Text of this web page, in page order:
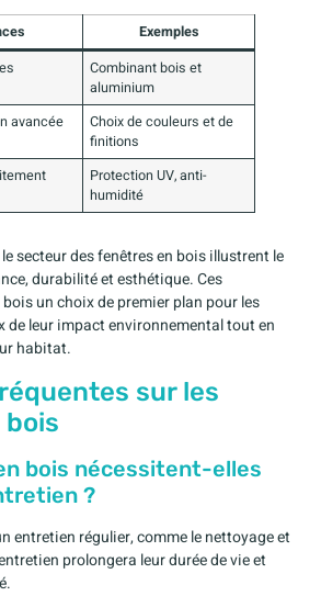
Exemples
Combinant bois et
aluminium
avancée
Choix de couleurs et de
finitions
Protection UV, anti-
humidité
secteur des fenêtres en bois illustrent le
durabilité et esthétique. Ces
un choix de premier plan pour les
de leur impact environnemental tout en
habitat.
sur les
bois nécessitent-elles
?
entretien régulier, comme le nettoyage et
prolongera leur durée de vie et